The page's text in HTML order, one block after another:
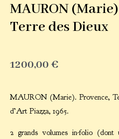
MAURON
Terre des Dieux
1200,00 €
MAURON (Marie). Provence,
d’Art Piazza, 1965.
2 grands volumes in-folio (dont